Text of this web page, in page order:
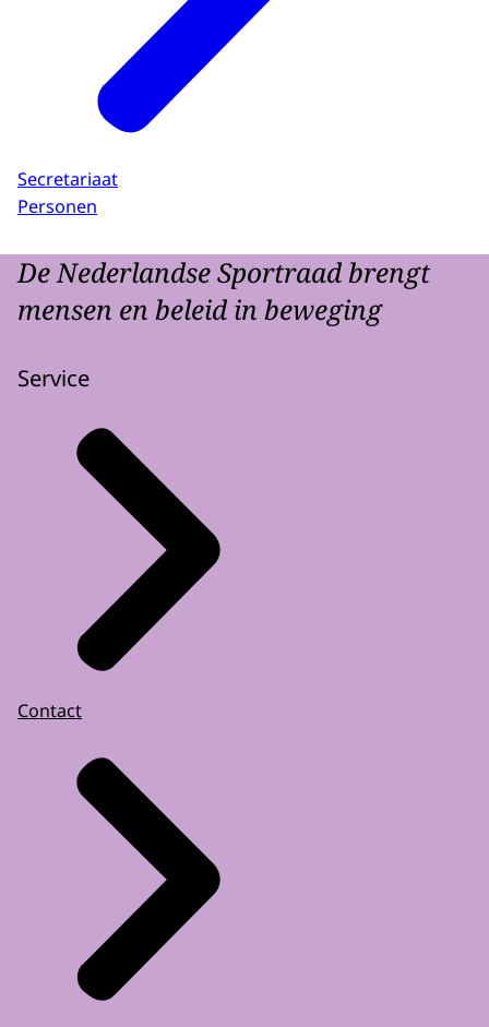
Secretariaat
Personen
De Nederlandse Sportraad brengt
mensen en beleid in beweging
Service
Contact